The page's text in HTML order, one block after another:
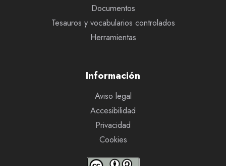
Documentos
Tesauros y vocabularios controlados
Herramientas
Información
Aviso legal
Accesibilidad
Privacidad
Cookies